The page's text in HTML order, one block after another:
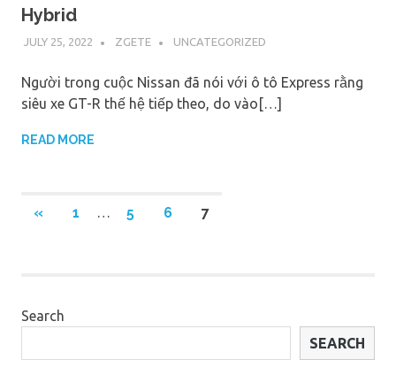
Hybrid
JULY 25, 2022 ZGETE UNCATEGORIZED
Người trong cuộc Nissan đã nói với ô tô Express rằng
siêu xe GT-R thế hệ tiếp theo, do vào[…]
READ MORE
Posts
« PREVIOUS
1 … 5 6 7
Search
SEARCH